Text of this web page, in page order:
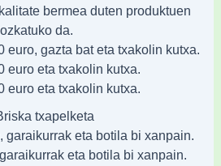
bermea duten produktuen
da.
euro, gazta bat eta txakolin kutxa.
euro eta txakolin kutxa.
euro eta txakolin kutxa.
txapelketa
garaikurrak eta botila bi xanpain.
eta botila bi xanpain.